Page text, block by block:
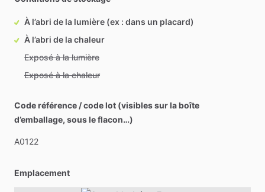
À l’abri de la lumière (ex : dans un placard)
À l’abri de la chaleur
Exposé à la lumière
Exposé à la chaleur
Code référence / code lot (visibles sur la boîte
d’emballage, sous le flacon…)
A0122
Emplacement